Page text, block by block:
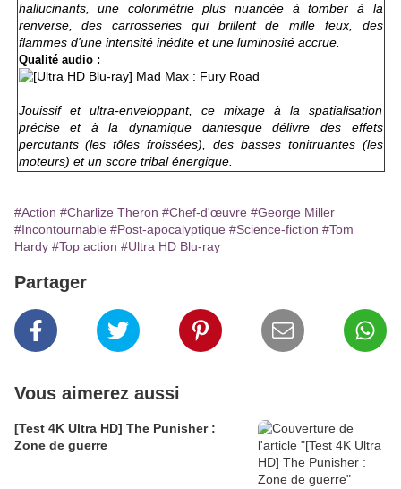
hallucinants, une colorimétrie plus nuancée à tomber à la
renverse, des carrosseries qui brillent de mille feux, des
flammes d'une intensité inédite et une luminosité accrue.
Qualité audio :
Jouissif et ultra-enveloppant, ce mixage à la spatialisation
précise et à la dynamique dantesque délivre des effets
percutants (les tôles froissées), des basses tonitruantes (les
moteurs) et un score tribal énergique.
#Action #Charlize Theron #Chef-d'œuvre #George Miller
#Incontournable #Post-apocalyptique #Science-fiction #Tom
Hardy #Top action #Ultra HD Blu-ray
Partager
Vous aimerez aussi
[Test 4K Ultra HD] The Punisher :
Zone de guerre